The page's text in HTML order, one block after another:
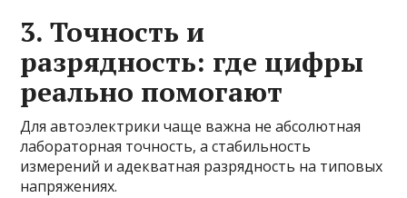
3. Точность и
разрядность: где цифры
реально помогают
Для автоэлектрики чаще важна не абсолютная
лабораторная точность, а стабильность
измерений и адекватная разрядность на типовых
напряжениях.